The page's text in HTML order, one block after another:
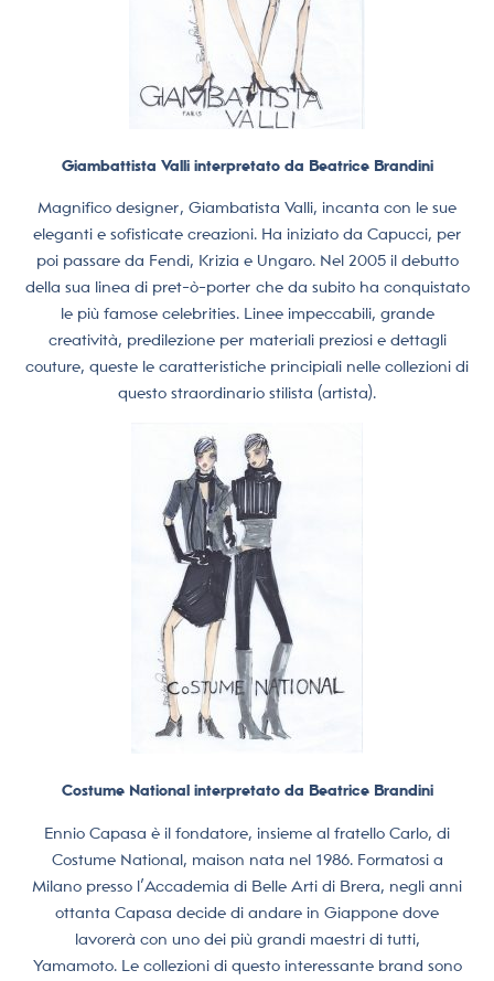
Giambattista Valli interpretato da Beatrice Brandini
Magnifico designer, Giambatista Valli, incanta con le sue
eleganti e sofisticate creazioni. Ha iniziato da Capucci, per
poi passare da Fendi, Krizia e Ungaro. Nel 2005 il debutto
della sua linea di pret-ò-porter che da subito ha conquistato
le più famose celebrities. Linee impeccabili, grande
creatività, predilezione per materiali preziosi e dettagli
couture, queste le caratteristiche principiali nelle collezioni di
questo straordinario stilista (artista).
Costume National interpretato da Beatrice Brandini
Ennio Capasa è il fondatore, insieme al fratello Carlo, di
Costume National, maison nata nel 1986. Formatosi a
Milano presso l’Accademia di Belle Arti di Brera, negli anni
ottanta Capasa decide di andare in Giappone dove
lavorerà con uno dei più grandi maestri di tutti,
Yamamoto. Le collezioni di questo interessante brand sono